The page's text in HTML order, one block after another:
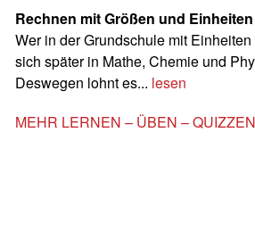
Rechnen mit Größen und
Wer in der Grundschule mit
sich später in Mathe, Chemie und
Deswegen lohnt es... lesen
MEHR LERNEN – ÜBEN – QUIZZEN